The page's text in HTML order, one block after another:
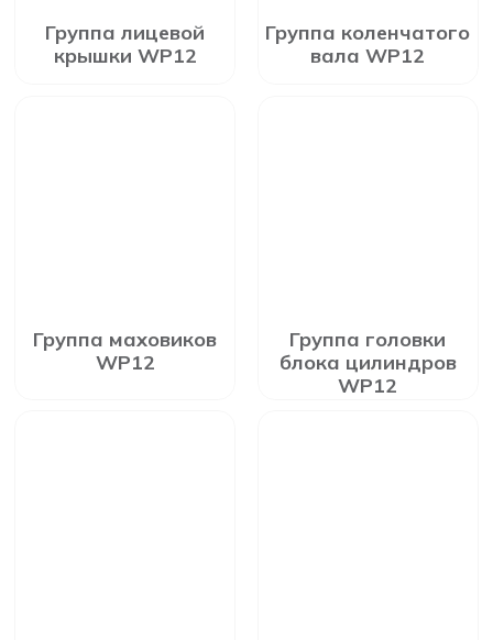
Группа лицевой
крышки WP12
Группа коленчатого
вала WP12
Группа маховиков
WP12
Группа головки
блока цилиндров
WP12